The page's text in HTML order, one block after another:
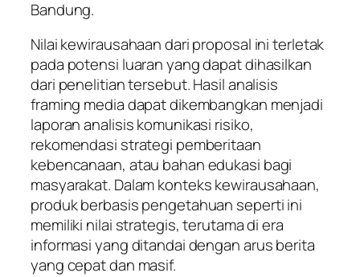
Bandung.
Nilai kewirausahaan dari proposal ini terletak
pada potensi luaran yang dapat dihasilkan
dari penelitian tersebut. Hasil analisis
framing media dapat dikembangkan menjadi
laporan analisis komunikasi risiko,
rekomendasi strategi pemberitaan
kebencanaan, atau bahan edukasi bagi
masyarakat. Dalam konteks kewirausahaan,
produk berbasis pengetahuan seperti ini
memiliki nilai strategis, terutama di era
informasi yang ditandai dengan arus berita
yang cepat dan masif.